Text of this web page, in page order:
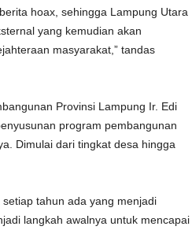
hoax, sehingga Lampung Utara
yang kemudian akan
masyarakat,” tandas
Provinsi Lampung Ir. Edi
program pembangunan
Dimulai dari tingkat desa hingga
tahun ada yang menjadi
langkah awalnya untuk mencapai